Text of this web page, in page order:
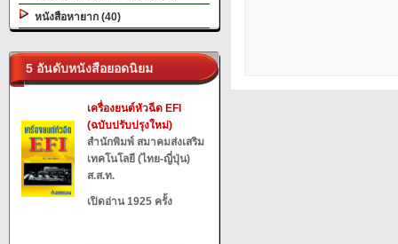
หนังสือหายาก (40)
5 อันดับหนังสือยอดนิยม
เครื่องยนต์หัวฉีด EFI
(ฉบับปรับปรุงใหม่)
สำนักพิมพ์ สมาคมส่งเสริม
เทคโนโลยี (ไทย-ญี่ปุ่น)
ส.ส.ท.
เปิดอ่าน 1925 ครั้ง